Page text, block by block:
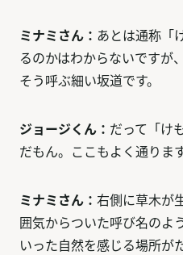
ミナミさん： あとは通称「
るのかはわからないですが
そう呼ぶ細い坂道です。
ジョージくん： だって「け
だもん。ここもよく通ります
ミナミさん： 右側に草木が
囲気からついた呼び名のよ
いった自然を感じる場所が